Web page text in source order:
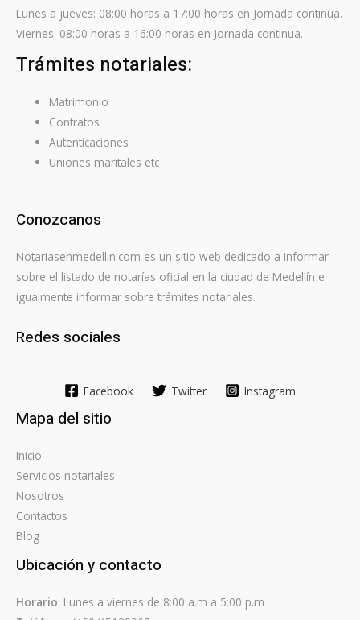
Lunes a jueves: 08:00 horas a 17:00 horas en Jornada continua.
Viernes: 08:00 horas a 16:00 horas en Jornada continua.
Trámites notariales:
Matrimonio
Contratos
Autenticaciones
Uniones maritales etc
Conozcanos
Notariasenmedellin.com es un sitio web dedicado a informar
sobre el listado de notarías oficial en la ciudad de Medellín e
igualmente informar sobre trámites notariales.
Redes sociales
Facebook Twitter Instagram
Mapa del sitio
Inicio
Servicios notariales
Nosotros
Contactos
Blog
Ubicación y contacto
Horario: Lunes a viernes de 8:00 a.m a 5:00 p.m